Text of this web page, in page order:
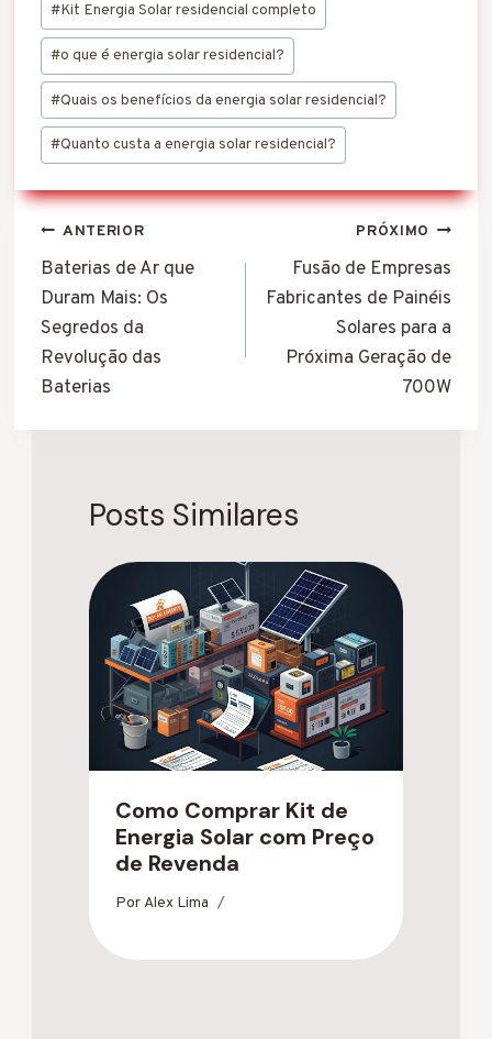
#Kit Energia Solar residencial completo
#o que é energia solar residencial?
#Quais os benefícios da energia solar residencial?
#Quanto custa a energia solar residencial?
Navegação
de
Post
ANTERIOR
Baterias de Ar que
Duram Mais: Os
Segredos da
Revolução das
Baterias
PRÓXIMO
Fusão de Empresas
Fabricantes de Painéis
Solares para a
Próxima Geração de
700W
Posts Similares
Como Comprar Kit de
Energia Solar com Preço
de Revenda
Por Alex Lima